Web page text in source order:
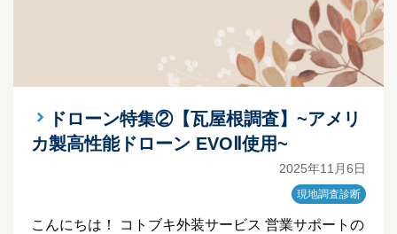
ドローン特集②【瓦屋根調査】~アメリ
カ製高性能ドローン EVOⅡ使用~
2025年11月6日
現地調査診断
こんにちは！ コトブキ外装サービス 営業サポートの